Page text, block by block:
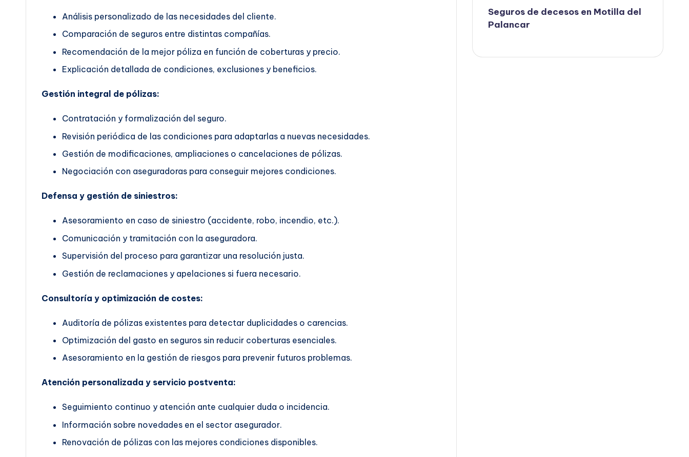
Análisis personalizado de las necesidades del cliente.
Comparación de seguros entre distintas compañías.
Recomendación de la mejor póliza en función de coberturas y precio.
Explicación detallada de condiciones, exclusiones y beneficios.
Gestión integral de pólizas:
Contratación y formalización del seguro.
Revisión periódica de las condiciones para adaptarlas a nuevas necesidades.
Gestión de modificaciones, ampliaciones o cancelaciones de pólizas.
Negociación con aseguradoras para conseguir mejores condiciones.
Defensa y gestión de siniestros:
Asesoramiento en caso de siniestro (accidente, robo, incendio, etc.).
Comunicación y tramitación con la aseguradora.
Supervisión del proceso para garantizar una resolución justa.
Gestión de reclamaciones y apelaciones si fuera necesario.
Consultoría y optimización de costes:
Auditoría de pólizas existentes para detectar duplicidades o carencias.
Optimización del gasto en seguros sin reducir coberturas esenciales.
Asesoramiento en la gestión de riesgos para prevenir futuros problemas.
Atención personalizada y servicio postventa:
Seguimiento continuo y atención ante cualquier duda o incidencia.
Información sobre novedades en el sector asegurador.
Renovación de pólizas con las mejores condiciones disponibles.
Seguros de decesos en Motilla del
Palancar